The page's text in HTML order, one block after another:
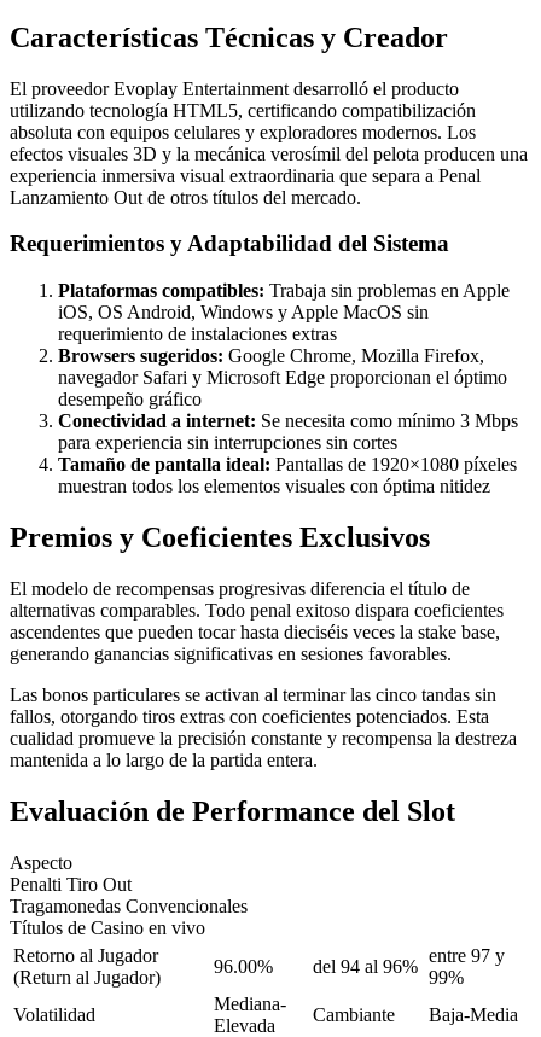
Características Técnicas y Creador
El proveedor Evoplay Entertainment desarrolló el producto
utilizando tecnología HTML5, certificando compatibilización
absoluta con equipos celulares y exploradores modernos. Los
efectos visuales 3D y la mecánica verosímil del pelota producen una
experiencia inmersiva visual extraordinaria que separa a Penal
Lanzamiento Out de otros títulos del mercado.
Requerimientos y Adaptabilidad del Sistema
Plataformas compatibles: Trabaja sin problemas en Apple
iOS, OS Android, Windows y Apple MacOS sin
requerimiento de instalaciones extras
Browsers sugeridos: Google Chrome, Mozilla Firefox,
navegador Safari y Microsoft Edge proporcionan el óptimo
desempeño gráfico
Conectividad a internet: Se necesita como mínimo 3 Mbps
para experiencia sin interrupciones sin cortes
Tamaño de pantalla ideal: Pantallas de 1920×1080 píxeles
muestran todos los elementos visuales con óptima nitidez
Premios y Coeficientes Exclusivos
El modelo de recompensas progresivas diferencia el título de
alternativas comparables. Todo penal exitoso dispara coeficientes
ascendentes que pueden tocar hasta dieciséis veces la stake base,
generando ganancias significativas en sesiones favorables.
Las bonos particulares se activan al terminar las cinco tandas sin
fallos, otorgando tiros extras con coeficientes potenciados. Esta
cualidad promueve la precisión constante y recompensa la destreza
mantenida a lo largo de la partida entera.
Evaluación de Performance del Slot
Aspecto
Penalti Tiro Out
Tragamonedas Convencionales
Títulos de Casino en vivo
Retorno al Jugador
(Return al Jugador)
96.00% del 94 al 96%
entre 97 y
99%
Volatilidad
Mediana-
Elevada
Cambiante Baja-Media